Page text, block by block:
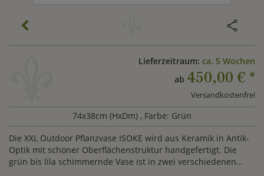
Lieferzeitraum: ca. 5 Wochen
ab 450,00 € *
Versandkostenfrei
74x38cm (HxDm) , Farbe: Grün
Die XXL Outdoor Pflanzvase ISOKE wird aus Keramik in Antik-
Optik mit schöner Oberflächenstruktur handgefertigt. Die
grün bis lila schimmernde Vase ist in zwei verschiedenen